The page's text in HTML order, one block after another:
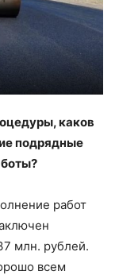
каков
подрядные
работ
млн. рублей.
всем